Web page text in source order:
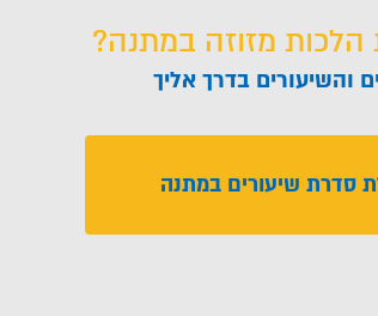
הלכות מזוזה במתנה?
והשיעורים בדרך אליך
סדרת שיעורים במתנה